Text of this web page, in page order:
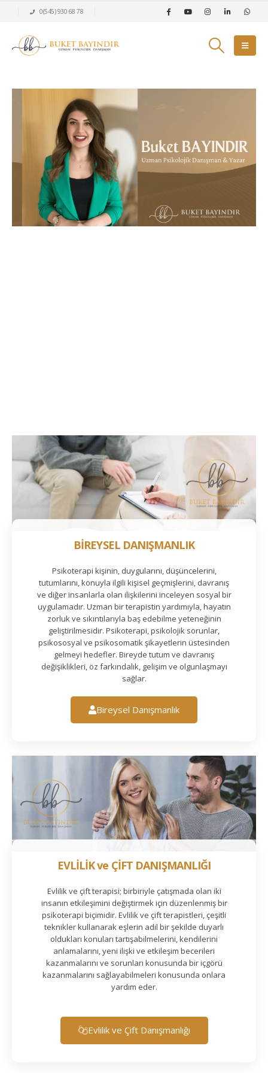
0(545) 930 68 78
BİREYSEL DANIŞMANLIK
Psikoterapi kişinin, duygularını, düşüncelerini,
tutumlarını, konuyla ilgili kişisel geçmişlerini, davranış
ve diğer insanlarla olan ilişkilerini inceleyen sosyal bir
uygulamadır. Uzman bir terapistin yardımıyla, hayatın
zorluk ve sıkıntılarıyla baş edebilme yeteneğinin
geliştirilmesidir. Psikoterapi, psikolojik sorunlar,
psikososyal ve psikosomatik şikayetlerin üstesinden
gelmeyi hedefler. Bireyde tutum ve davranış
değişiklikleri, öz farkındalık, gelişim ve olgunlaşmayı
sağlar.
Bireysel Danışmanlık
EVLİLİK ve ÇİFT DANIŞMANLIĞI
Evlilik ve çift terapisi; birbiriyle çatışmada olan iki
insanın etkileşimini değiştirmek için düzenlenmiş bir
psikoterapi biçimidir. Evlilik ve çift terapistleri, çeşitli
teknikler kullanarak eşlerin adil bir şekilde duyarlı
oldukları konuları tartışabilmelerini, kendilerini
anlamalarını, yeni ilişki ve etkileşim becerileri
kazanmalarını ve sorunları konusunda bir içgörü
kazanmalarını sağlayabilmeleri konusunda onlara
yardım eder.
Evlilik ve Çift Danışmanlığı